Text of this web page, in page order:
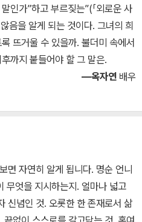
인가”하고 부르짖는”(「외로운 사
음을 알게 되는 것이다. 그녀의 희
뜨거울 수 있을까. 불더미 속에서
까지 붙들어야 할 그 말은.
―옥자연 배우
면 자연히 알게 됩니다. 명순 언니
무엇을 지시하는지. 얼마나 넓고
신념인 것. 오롯한 한 존재로서 삶